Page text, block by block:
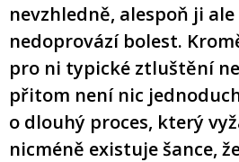
nevzhledně, alespoň ji
nedoprovází bolest.
pro ni typické ztluštění
přitom není nic
o dlouhý proces, který
nicméně existuje šance,